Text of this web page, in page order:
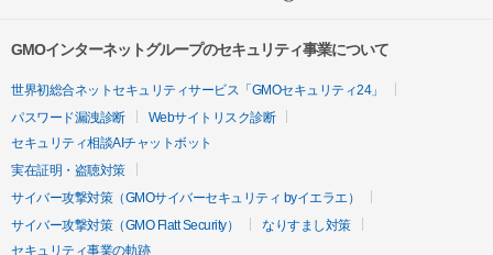
GMOインターネットグループのセキュリティ事業について
世界初総合ネットセキュリティサービス「GMOセキュリティ24」
パスワード漏洩診断
Webサイトリスク診断
セキュリティ相談AIチャットボット
実在証明・盗聴対策
サイバー攻撃対策（GMOサイバーセキュリティ byイエラエ）
サイバー攻撃対策（GMO Flatt Security）
なりすまし対策
セキュリティ事業の軌跡